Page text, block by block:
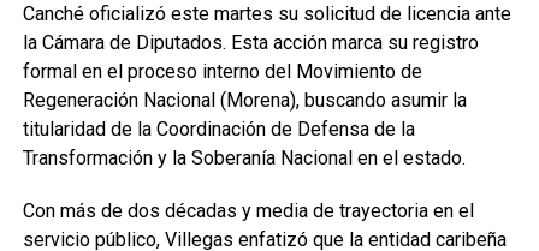
Canché oficializó este martes su solicitud de licencia ante
la Cámara de Diputados. Esta acción marca su registro
formal en el proceso interno del Movimiento de
Regeneración Nacional (Morena), buscando asumir la
titularidad de la Coordinación de Defensa de la
Transformación y la Soberanía Nacional en el estado.
Con más de dos décadas y media de trayectoria en el
servicio público, Villegas enfatizó que la entidad caribeña